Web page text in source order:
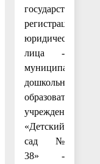
государственной
регистрации
юридического
лица -
муниципальное
дошкольное
образовательное
учреждение
«Детский
сад №
38» -